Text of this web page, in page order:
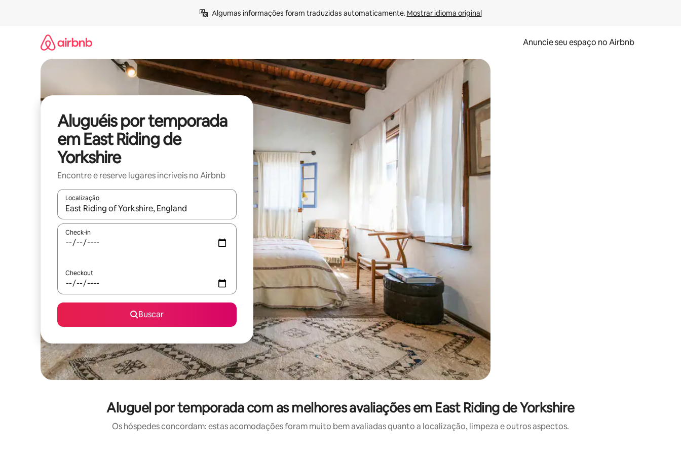
Algumas informações foram traduzidas automaticamente. Mostrar idioma original
Anuncie seu espaço no Airbnb
Aluguéis por temporada
em East Riding de
Yorkshire
Encontre e reserve lugares incríveis no Airbnb
Localização
Quando os resultados estiverem disponíveis, explore-os usando as seta para cima e para baixo do teclado ou tocando e deslizando o dedo na tela.
Check-in
Checkout
Buscar
Aluguel por temporada com as melhores avaliações em East Riding de Yorkshire
Os hóspedes concordam: estas acomodações foram muito bem avaliadas quanto a localização, limpeza e outros aspectos.